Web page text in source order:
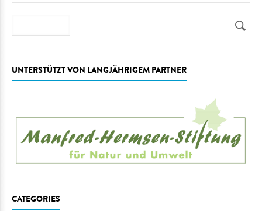
UNTERSTÜTZT VON LANGJÄHRIGEM PARTNER
CATEGORIES